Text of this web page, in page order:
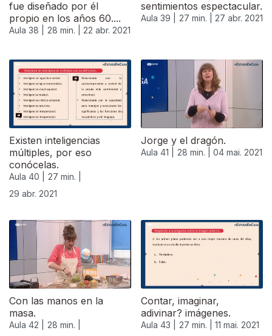
fue diseñado por él
propio en los años 60....
Aula 38 | 28 min. | 22 abr. 2021
sentimientos espectacular.
Aula 39 | 27 min. | 27 abr. 2021
Existen inteligencias
múltiples, por eso
conócelas.
Aula 40 |
27 min. |
29 abr. 2021
Jorge y el dragón.
Aula 41 | 28 min. | 04 mai. 2021
Con las manos en la
masa.
Aula 42 |
28 min. |
Contar, imaginar,
adivinar? imágenes.
Aula 43 | 27 min. | 11 mai. 2021